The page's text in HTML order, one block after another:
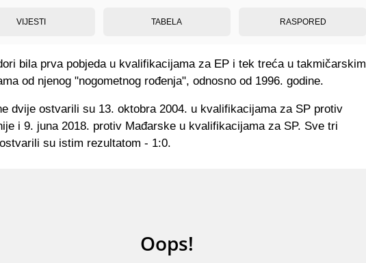
VIJESTI TABELA RASPORED
bila prva pobjeda u kvalifikacijama za EP i tek treća u takmičarskim
od njenog "nogometnog rođenja", odnosno od 1996. godine.
dvije ostvarili su 13. oktobra 2004. u kvalifikacijama za SP protiv
i 9. juna 2018. protiv Mađarske u kvalifikacijama za SP. Sve tri
su istim rezultatom - 1:0.